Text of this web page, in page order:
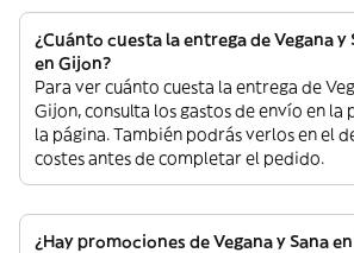
¿Cuánto cuesta la entrega de Vegana y
en Gijon?
Para ver cuánto cuesta la entrega de
Gijon, consulta los gastos de envío en
la página. También podrás verlos en el
costes antes de completar el pedido.
¿Hay promociones de Vegana y Sana